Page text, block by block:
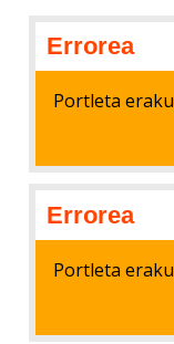
Errorea
Portleta
Errorea
Portleta